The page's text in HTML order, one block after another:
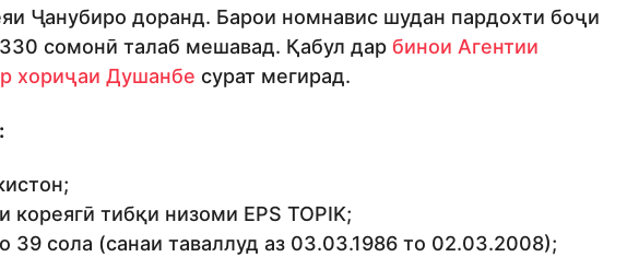
Ҷанубиро доранд. Барои номнавис шудан пардохти боҷи
сомонӣ талаб мешавад. Қабул дар бинои Агентии
хориҷаи Душанбе сурат мегирад.
кореягӣ тибқи низоми EPS TOPIK;
39 сола (санаи таваллуд аз 03.03.1986 то 02.03.2008);